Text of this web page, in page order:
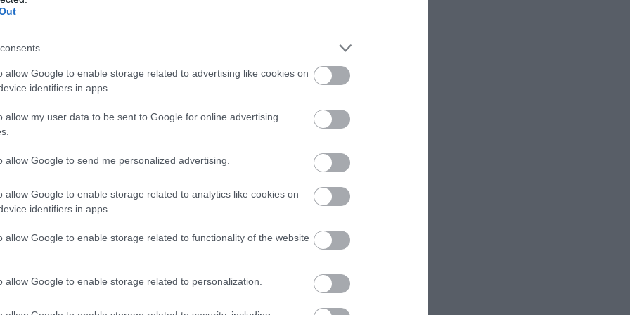
allow Google to enable storage related to advertising like cookies on
identifiers in apps.
allow my user data to be sent to Google for online advertising
allow Google to send me personalized advertising.
allow Google to enable storage related to analytics like cookies on
identifiers in apps.
allow Google to enable storage related to functionality of the website
allow Google to enable storage related to personalization.
PRONEWS.GR /PROVOCATEUR
Ανησυχία προκάλεσε η τελευταία εμφάνιση
του Παύλου Ντε Γκρες: Δείτε φωτογραφίες
20.04.2025 | 14:59